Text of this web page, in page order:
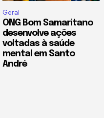
Geral
ONG Bom Samaritano
desenvolve ações
voltadas à saúde
mental em Santo
André